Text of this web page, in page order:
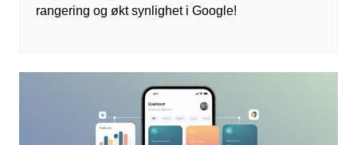
rangering og økt synlighet i Google!